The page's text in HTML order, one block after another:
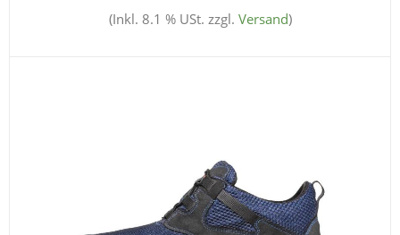
(Inkl. 8.1 % USt. zzgl. Versand)